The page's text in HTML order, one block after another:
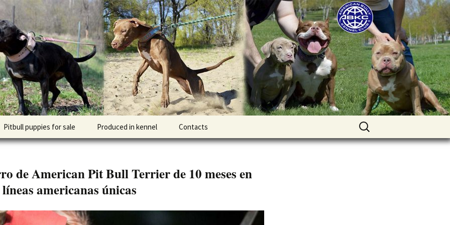
BULLS Europe. ADBA registered. APBT puppies for sale. Worldwide shipping
булли
Pitbull puppies for sale Produced in kennel Contacts
Найти:
de American Pit Bull Terrier de 10 meses en
americanas únicas